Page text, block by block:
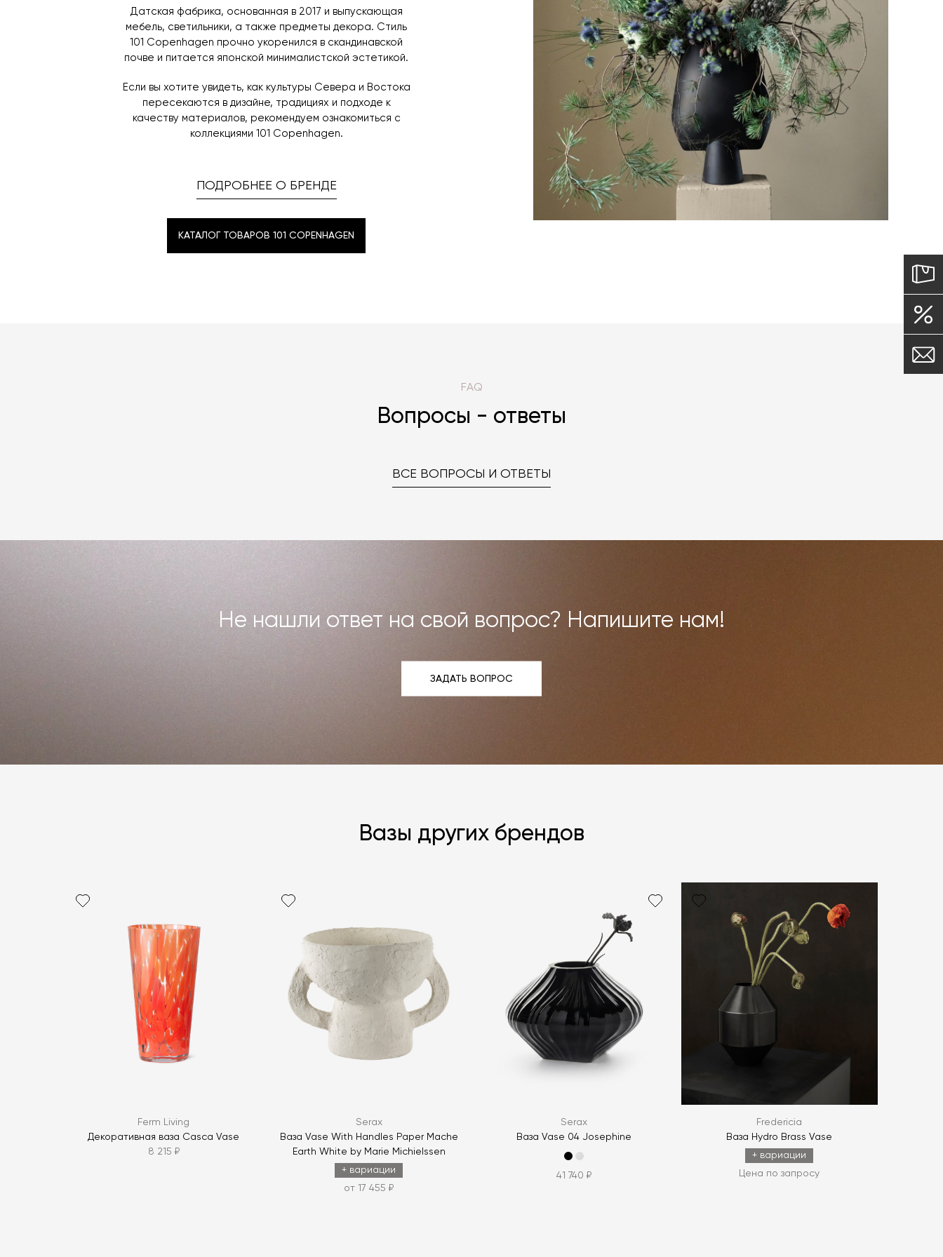
Датская фабрика, основанная в 2017 и выпускающая
мебель, светильники, а также предметы декора. Стиль
101 Copenhagen прочно укоренился в скандинавской
почве и питается японской минималистской эстетикой.
Если вы хотите увидеть, как культуры Севера и Востока
пересекаются в дизайне, традициях и подходе к
качеству материалов, рекомендуем ознакомиться с
коллекциями 101 Copenhagen.
ПОДРОБНЕЕ О БРЕНДЕ
КАТАЛОГ ТОВАРОВ 101 COPENHAGEN
FAQ
Вопросы - ответы
ВСЕ ВОПРОСЫ И ОТВЕТЫ
Не нашли ответ на свой вопрос? Напишите нам!
ЗАДАТЬ ВОПРОС
Я согласен сполитикой персональных данных
ЗАДАТЬ ВОПРОС
ЗАДАТЬ ВОПРОС
Вазы других брендов
Ferm Living
Декоративная ваза Casca Vase
8 215 ₽
Serax
Ваза Vase With Handles Paper Mache
Earth White by Marie Michielssen
+ вариации
от 17 455 ₽
Serax
Ваза Vase 04 Josephine
41 740 ₽
Fredericia
Ваза Hydro Brass Vase
+ вариации
Цена по запросу